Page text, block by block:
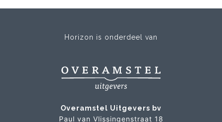
Horizon is onderdeel van
Overamstel Uitgevers bv
Paul van Vlissingenstraat 18